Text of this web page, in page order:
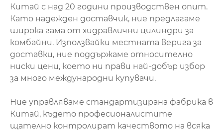
Китай с над 20 години производствен опит.
Като надежден доставчик, ние предлагаме
широка гама от хидравлични цилиндри за
комбайни. Използвайки местната верига за
доставки, ние поддържаме относително
ниски цени, което ни прави най-добър избор
за много международни купувачи.
Ние управляваме стандартизирана фабрика в
Китай, където професионалистите
щателно контролират качеството на всяка